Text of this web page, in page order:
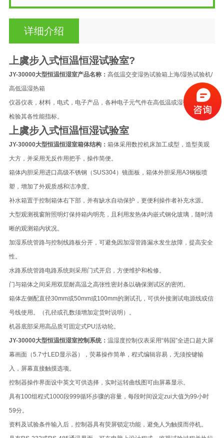
详细介绍
上虞步入式恒温恒湿试验室?
JY-30000大型恒温恒湿室产品名称： 高低温交变湿热试验箱上海/湿热试验机/
高低温湿热箱
仪器仪表，材料，电式，电子产品，各种电子元气件在高低温或湿热环境下，
检验其各性能指标。
上虞步入式恒温恒湿试验室
JY-30000大型恒温恒湿室箱体结构： 箱体采用数控机床加工成型，造型美观
大方，并采用无反作用把手，操作简便。
箱体内胆采用进口高级不锈钢（SUS304）镜面板，箱体外胆采用A3钢板喷
塑，增加了外观质感和洁净度。
补水箱置于控制箱体右下部，并有缺水自动保护，更便利操作者补充水源。
大型观测视窗附照明灯保持箱内明亮，且利用发热体内嵌式钢化玻璃，随时清
晰的观测箱内状况。
加湿系统管路与控制线路板分开，可避免因加湿管路漏水发生故障，提高安全
性。
水路系统管路电路系统则采用门式开启，方便维护和检修。
门与箱体之间采用双层耐高温之高张性密封条以确保测试区的密闭。
箱体左侧配直径30mm或50mm或100mm的测试孔，可供外接测试电源线或信
号线使用。（孔径或孔数须增加定货时说明）。
机器底部采用高品质可固定式PU活动轮。
JY-30000大型恒温恒湿室控制系统： 温湿度控制仪表采用“韩国”全进口超大屏
幕画面（5.7寸LED显示器），荧幕操作简单，程式编辑容易，无须按键输
入，屏幕直接触摸选项。
控制器操作界面设中英文可供选择，实时运转曲线图可由屏幕显示。
具有100组程式1000段999循环步骤的容量，每段时间设定zui大值为99小时
59分。
资料及试验条件输入后，控制器具有荧屏锁定功能，避免人为触摸而停机。